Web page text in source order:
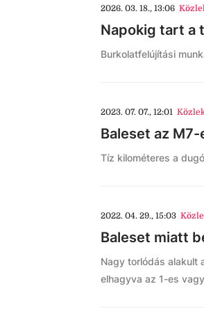
2026. 03. 18., 13:06
Napokig tart a
Burkolatfelújítási
2023. 07. 07., 12:01
Baleset az
Tíz kilométeres a
2022. 04. 29., 15:03
Baleset miatt
Nagy torlódás alakult
elhagyva az 1-es